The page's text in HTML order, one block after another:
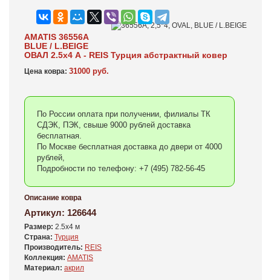
AMATIS 36556A
BLUE / L.BEIGE
ОВАЛ 2.5x4 А - REIS Турция абстрактный ковер
Цена ковра: 31000 руб.
По России оплата при получении, филиалы ТК
СДЭК, ПЭК, свыше 9000 рублей доставка
бесплатная.
По Москве бесплатная доставка до двери от 4000
рублей,
Подробности по телефону: +7 (495) 782-56-45
Описание ковра
Артикул: 126644
Размер: 2.5x4 м
Страна: Турция
Производитель: REIS
Коллекция: AMATIS
Материал: акрил